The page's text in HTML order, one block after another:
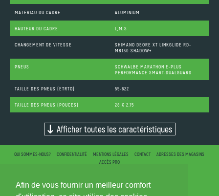
Afin de vous fournir un meilleur comfort
MATÉRIAU DU CADRE ALUMINIUM
HAUTEUR DU CADRE L,M,S
CHANGEMENT DE VITESSE
SHIMANO DEORE XT LINKGLIDE RD-
M8130 SHADOW+
PNEUS
SCHWALBE MARATHON E-PLUS
PERFORMANCE SMART-DUALGUARD
TAILLE DES PNEUS (ETRTO) 55-622
TAILLE DES PNEUS (POUCES) 28 X 2.15
Afficher toutes les caractéristiques
QUI SOMMES-NOUS? CONFIDENTIALITÉ MENTIONS LÉGALES CONTACT
ADRESSES DES MAGASINS
ACCÈS PRO